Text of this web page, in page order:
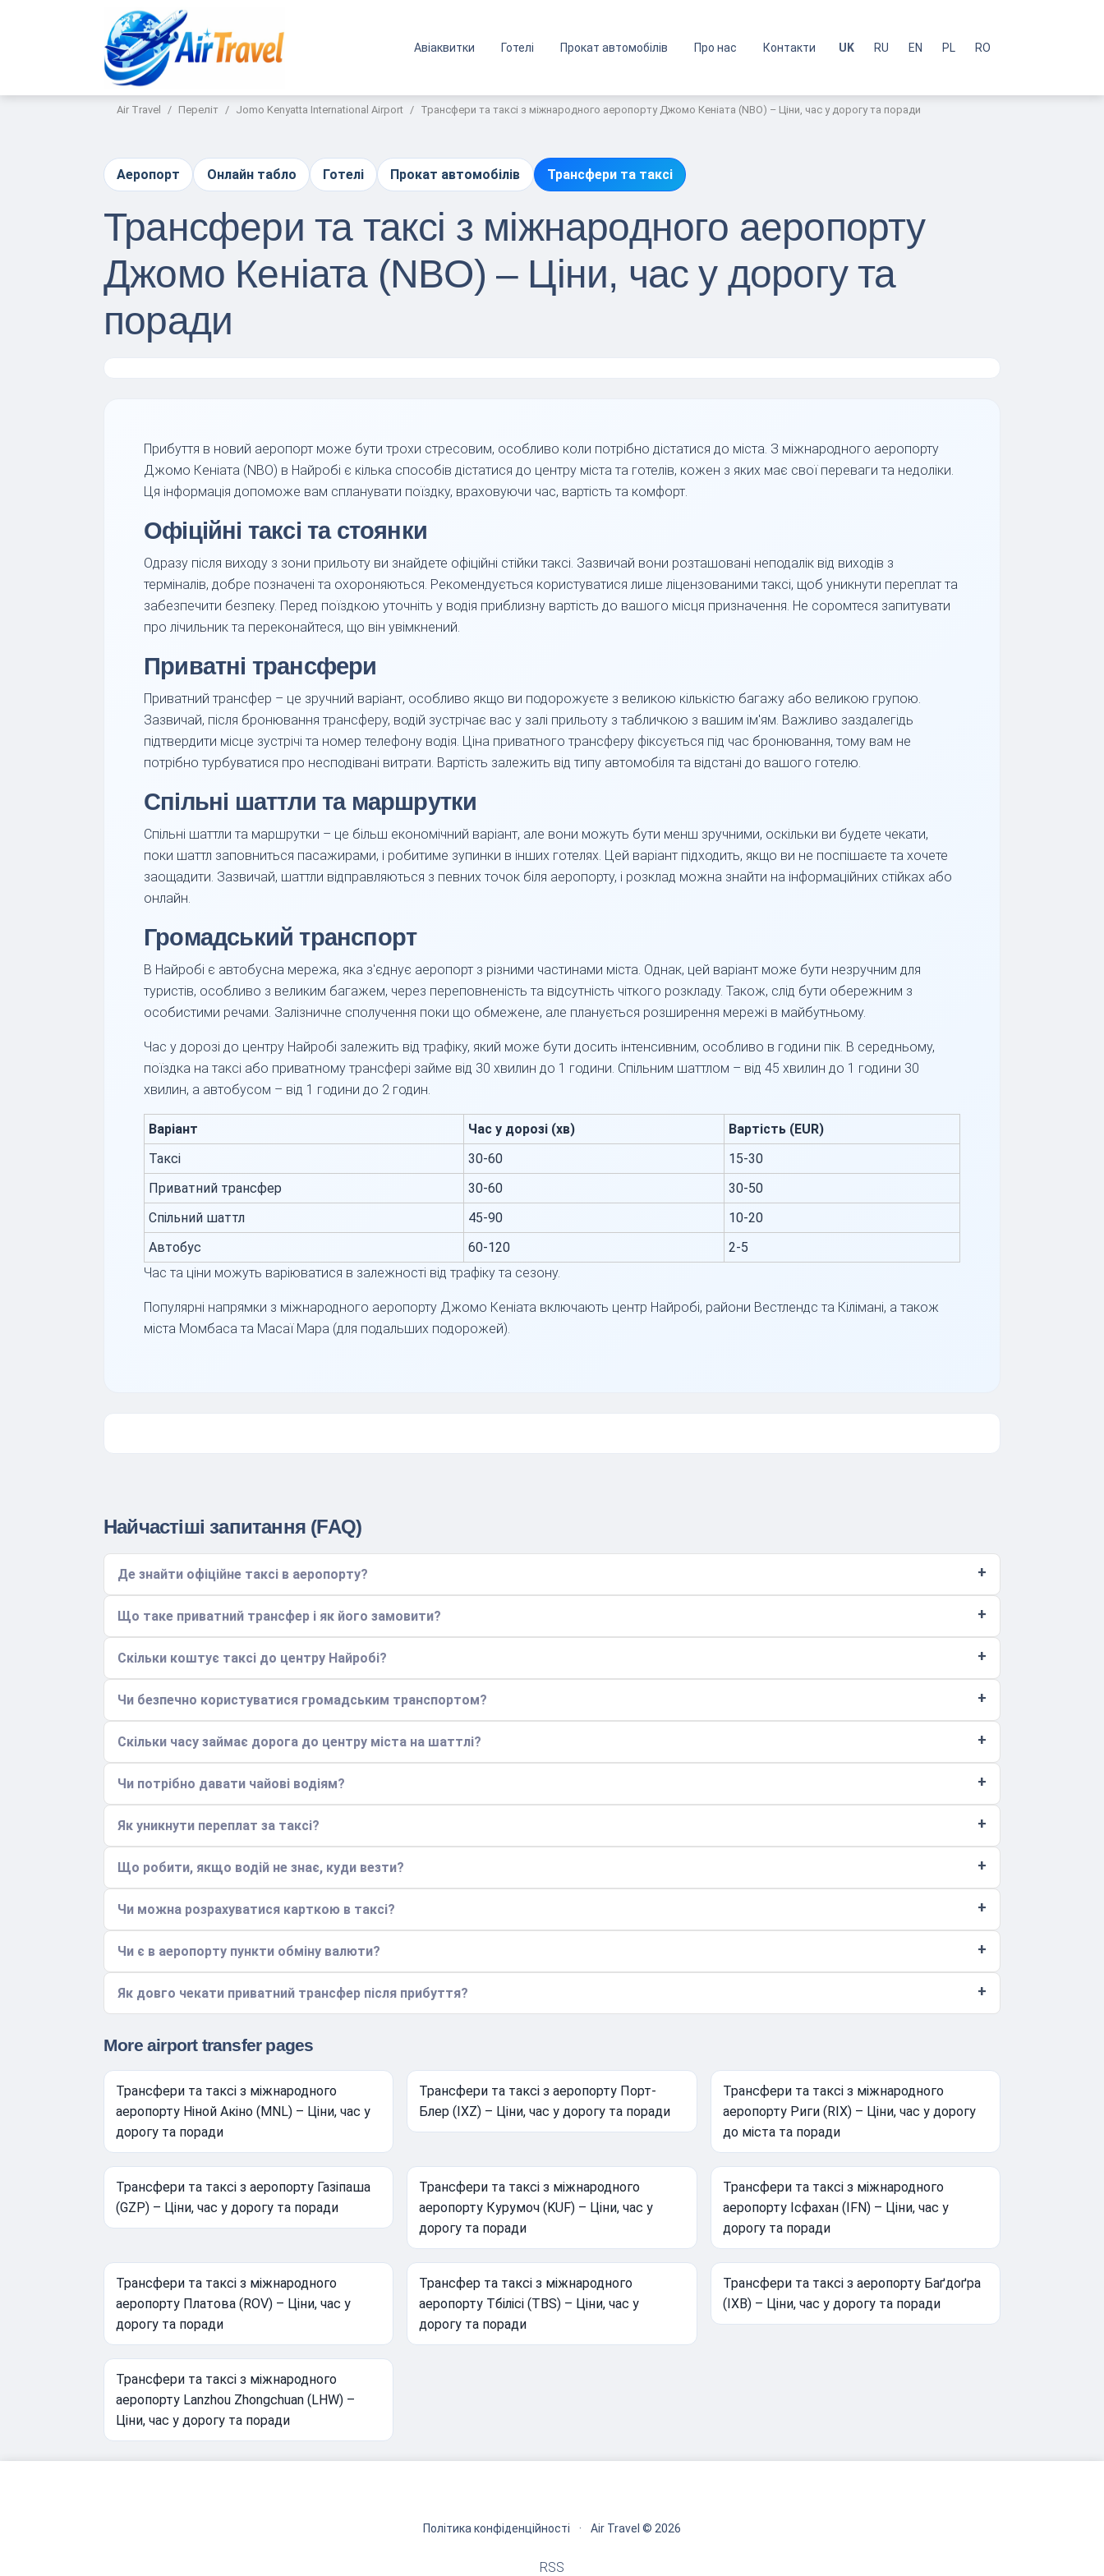
Авіаквитки Готелі Прокат автомобілів Про нас Контакти UK RU EN PL RO
Air Travel Переліт Jomo Kenyatta International Airport Трансфери та таксі з міжнародного аеропорту Джомо Кеніата (NBO) – Ціни, час у дорогу та поради
Аеропорт Онлайн табло Готелі Прокат автомобілів Трансфери та таксі
Трансфери та таксі з міжнародного аеропорту
Джомо Кеніата (NBO) – Ціни, час у дорогу та
поради
Прибуття в новий аеропорт може бути трохи стресовим, особливо коли потрібно дістатися до міста. З міжнародного аеропорту
Джомо Кеніата (NBO) в Найробі є кілька способів дістатися до центру міста та готелів, кожен з яких має свої переваги та недоліки.
Ця інформація допоможе вам спланувати поїздку, враховуючи час, вартість та комфорт.
Офіційні таксі та стоянки
Одразу після виходу з зони прильоту ви знайдете офіційні стійки таксі. Зазвичай вони розташовані неподалік від виходів з
терміналів, добре позначені та охороняються. Рекомендується користуватися лише ліцензованими таксі, щоб уникнути переплат та
забезпечити безпеку. Перед поїздкою уточніть у водія приблизну вартість до вашого місця призначення. Не соромтеся запитувати
про лічильник та переконайтеся, що він увімкнений.
Приватні трансфери
Приватний трансфер – це зручний варіант, особливо якщо ви подорожуєте з великою кількістю багажу або великою групою.
Зазвичай, після бронювання трансферу, водій зустрічає вас у залі прильоту з табличкою з вашим ім'ям. Важливо заздалегідь
підтвердити місце зустрічі та номер телефону водія. Ціна приватного трансферу фіксується під час бронювання, тому вам не
потрібно турбуватися про несподівані витрати. Вартість залежить від типу автомобіля та відстані до вашого готелю.
Спільні шаттли та маршрутки
Спільні шаттли та маршрутки – це більш економічний варіант, але вони можуть бути менш зручними, оскільки ви будете чекати,
поки шаттл заповниться пасажирами, і робитиме зупинки в інших готелях. Цей варіант підходить, якщо ви не поспішаєте та хочете
заощадити. Зазвичай, шаттли відправляються з певних точок біля аеропорту, і розклад можна знайти на інформаційних стійках або
онлайн.
Громадський транспорт
В Найробі є автобусна мережа, яка з'єднує аеропорт з різними частинами міста. Однак, цей варіант може бути незручним для
туристів, особливо з великим багажем, через переповненість та відсутність чіткого розкладу. Також, слід бути обережним з
особистими речами. Залізничне сполучення поки що обмежене, але планується розширення мережі в майбутньому.
Час у дорозі до центру Найробі залежить від трафіку, який може бути досить інтенсивним, особливо в години пік. В середньому,
поїздка на таксі або приватному трансфері займе від 30 хвилин до 1 години. Спільним шаттлом – від 45 хвилин до 1 години 30
хвилин, а автобусом – від 1 години до 2 годин.
Варіант Час у дорозі (хв)
Вартість (EUR)
Таксі
30-60
15-30
Приватний трансфер
30-60
30-50
Спільний шаттл
45-90
10-20
Автобус
60-120
2-5
Час та ціни можуть варіюватися в залежності від трафіку та сезону.
Популярні напрямки з міжнародного аеропорту Джомо Кеніата включають центр Найробі, райони Вестлендс та Кілімані, а також
міста Момбаса та Масаї Мара (для подальших подорожей).
Найчастіші запитання (FAQ)
Де знайти офіційне таксі в аеропорту?
Що таке приватний трансфер і як його замовити?
Скільки коштує таксі до центру Найробі?
Чи безпечно користуватися громадським транспортом?
Скільки часу займає дорога до центру міста на шаттлі?
Чи потрібно давати чайові водіям?
Як уникнути переплат за таксі?
Що робити, якщо водій не знає, куди везти?
Чи можна розрахуватися карткою в таксі?
Чи є в аеропорту пункти обміну валюти?
Як довго чекати приватний трансфер після прибуття?
More airport transfer pages
Трансфери та таксі з міжнародного
аеропорту Ніной Акіно (MNL) – Ціни, час у
дорогу та поради
Трансфери та таксі з аеропорту Порт-
Блер (IXZ) – Ціни, час у дорогу та поради
Трансфери та таксі з міжнародного
аеропорту Риги (RIX) – Ціни, час у дорогу
до міста та поради
Трансфери та таксі з аеропорту Газіпаша
(GZP) – Ціни, час у дорогу та поради
Трансфери та таксі з міжнародного
аеропорту Курумоч (KUF) – Ціни, час у
дорогу та поради
Трансфери та таксі з міжнародного
аеропорту Ісфахан (IFN) – Ціни, час у
дорогу та поради
Трансфери та таксі з міжнародного
аеропорту Платова (ROV) – Ціни, час у
дорогу та поради
Трансфер та таксі з міжнародного
аеропорту Тбілісі (TBS) – Ціни, час у
дорогу та поради
Трансфери та таксі з аеропорту Баґдоґра
(IXB) – Ціни, час у дорогу та поради
Трансфери та таксі з міжнародного
аеропорту Lanzhou Zhongchuan (LHW) –
Ціни, час у дорогу та поради
Політика конфіденційності · Air Travel © 2026
RSS